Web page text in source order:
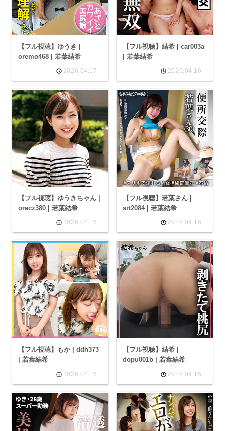
【フル視聴】ゆうき |
oremo468 | 若葉結希
2026.04.17
【フル視聴】結希 | car003a
| 若葉結希
2026.04.16
【フル視聴】ゆうきちゃん |
orecz380 | 若葉結希
2026.04.16
【フル視聴】若葉さん |
srt2084 | 若葉結希
2026.04.16
【フル視聴】もか | ddh373
| 若葉結希
2026.04.16
【フル視聴】結希 |
dopu001b | 若葉結希
2026.04.15